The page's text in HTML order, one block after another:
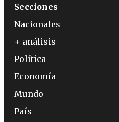
Secciones
Nacionales
+ análisis
Política
Economía
Mundo
País